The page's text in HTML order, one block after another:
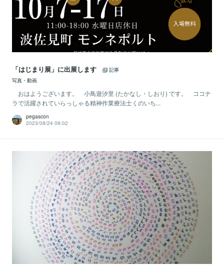
「はじまり展」に出展します
記事
写真・動画
おはようございます。 小鳥遊汐里 (たかなし・しおり) です。 ココナ
ラで活躍されていらっしゃる精神作業療法士くのいち...
pegascon
2023/08/24 09:02